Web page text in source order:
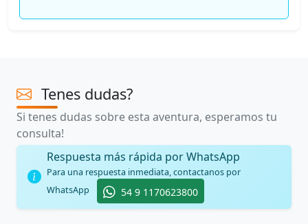
Tenes dudas?
Si tenes dudas sobre esta aventura, esperamos tu
consulta!
Respuesta más rápida por WhatsApp
Para una respuesta inmediata, contactanos por
WhatsApp
54 9 1170623800